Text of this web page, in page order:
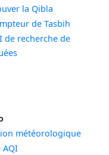
la Qibla
de Tasbih
de recherche de
météorologique
AQI